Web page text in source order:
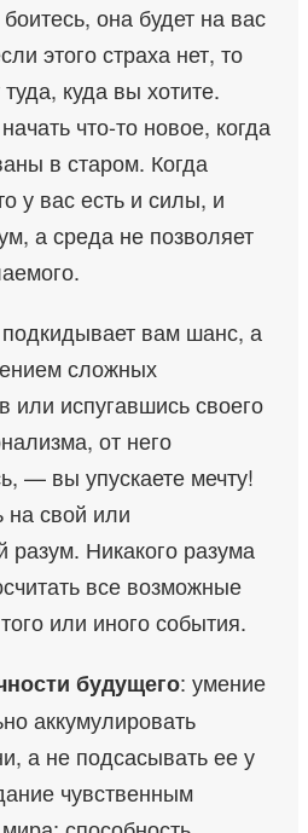
она будет на вас
этого страха нет, то
куда вы хотите.
что-то новое, когда
в старом. Когда
у вас есть и силы, и
а среда не позволяет
подкидывает вам шанс, а
сложных
или испугавшись своего
от него
— вы упускаете мечту!
на свой или
разум. Никакого разума
все возможные
или иного события.
будущего: умение
аккумулировать
а не подсасывать ее у
чувственным